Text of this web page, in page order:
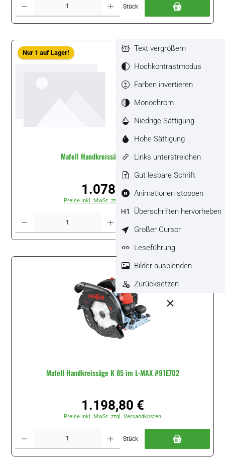
Stück
Nur 1 auf Lager!
Mafell Handkreissäge K 85 #91E701
Regulärer Preis:
1.078,80 €
Preise inkl. MwSt. zzgl. Versandkosten
Produkt Anzahl: Gib den gewünschten Wert ein oder benutze die Schaltflächen um
Mafell Handkreissäge K 85 im L-MAX #91E702
Regulärer Preis:
1.198,80 €
Preise inkl. MwSt. zzgl. Versandkosten
Stück
Text vergrößern
Hochkontrastmodus
Farben invertieren
Monochrom
Niedrige Sättigung
Hohe Sättigung
Links unterstreichen
Gut lesbare Schrift
Animationen stoppen
Überschriften hervorheben
Großer Cursor
Leseführung
Bilder ausblenden
Zurücksetzen